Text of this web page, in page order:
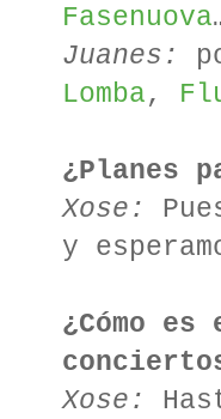
Fasenuova
Juanes:
Lomba,
¿Planes
Xose:
y
¿Cómo
Xose: